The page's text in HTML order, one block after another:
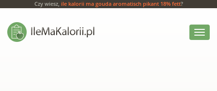
Czy wiesz, ile kalorii ma gouda aromatisch pikant 18% fett?
Włącz
menu